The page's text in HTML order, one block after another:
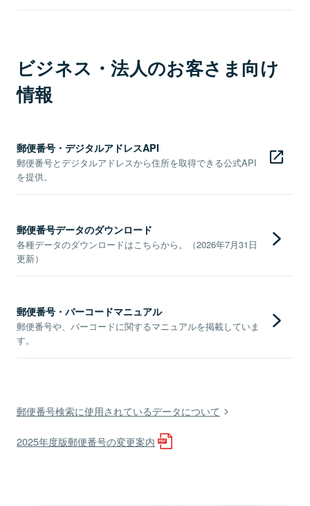
ビジネス・法人のお客さま向け
情報
郵便番号・デジタルアドレスAPI
郵便番号とデジタルアドレスから住所を取得できる公式API
を提供。
郵便番号データのダウンロード
各種データのダウンロードはこちらから。（2026年7月31日
更新）
郵便番号・バーコードマニュアル
郵便番号や、バーコードに関するマニュアルを掲載していま
す。
郵便番号検索に使用されているデータについて
2025年度版郵便番号の変更案内